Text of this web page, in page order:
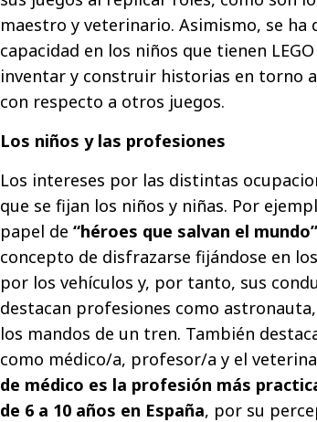
maestro y veterinario. Asimismo, se ha
capacidad en los niños que tienen
inventar y construir historias en torno
con respecto a otros juegos.
Los niños y las profesiones
Los intereses por las distintas
que se fijan los niños y niñas. Por
papel de “héroes que salvan el mundo”
concepto de disfrazarse fijándose en
por los vehículos y, por tanto, sus
destacan profesiones como
los mandos de un tren. También
como médico/a, profesor/a y el
de médico es la profesión más
de 6 a 10 años en España, por su